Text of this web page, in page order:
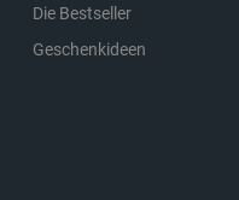
Die Bestseller
Geschenkideen
_smvs